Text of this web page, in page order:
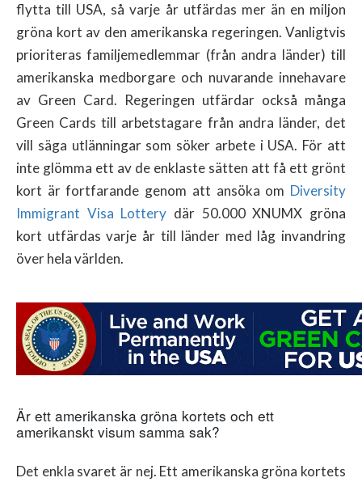
flytta till USA, så varje år utfärdas mer än en miljon
gröna kort av den amerikanska regeringen. Vanligtvis
prioriteras familjemedlemmar (från andra länder) till
amerikanska medborgare och nuvarande innehavare
av Green Card. Regeringen utfärdar också många
Green Cards till arbetstagare från andra länder, det
vill säga utlänningar som söker arbete i USA. För att
inte glömma ett av de enklaste sätten att få ett grönt
kort är fortfarande genom att ansöka om Diversity
Immigrant Visa Lottery där 50.000 XNUMX gröna
kort utfärdas varje år till länder med låg invandring
över hela världen.
Är ett amerikanska gröna kortets och ett
amerikanskt visum samma sak?
Det enkla svaret är nej. Ett amerikanska gröna kortets